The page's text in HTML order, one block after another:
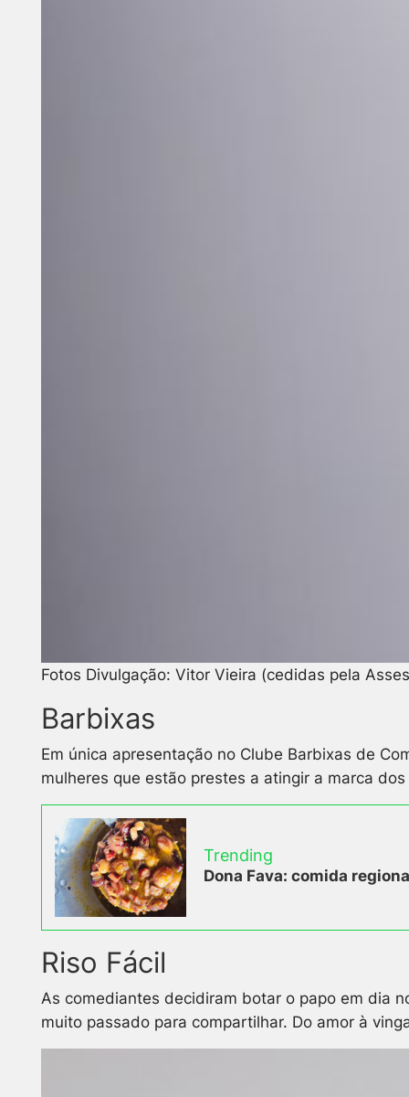
Fotos Divulgação: Vitor Vieira (cedidas pela
Barbixas
Em única apresentação no Clube Barbixas de
mulheres que estão prestes a atingir a marca
Trending
Dona Fava: comida
Riso Fácil
As comediantes decidiram botar o papo em dia
muito passado para compartilhar. Do amor à